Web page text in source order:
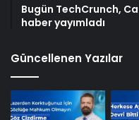
Bugün TechCrunch,
haber yayımladı
Güncellenen Yazılar